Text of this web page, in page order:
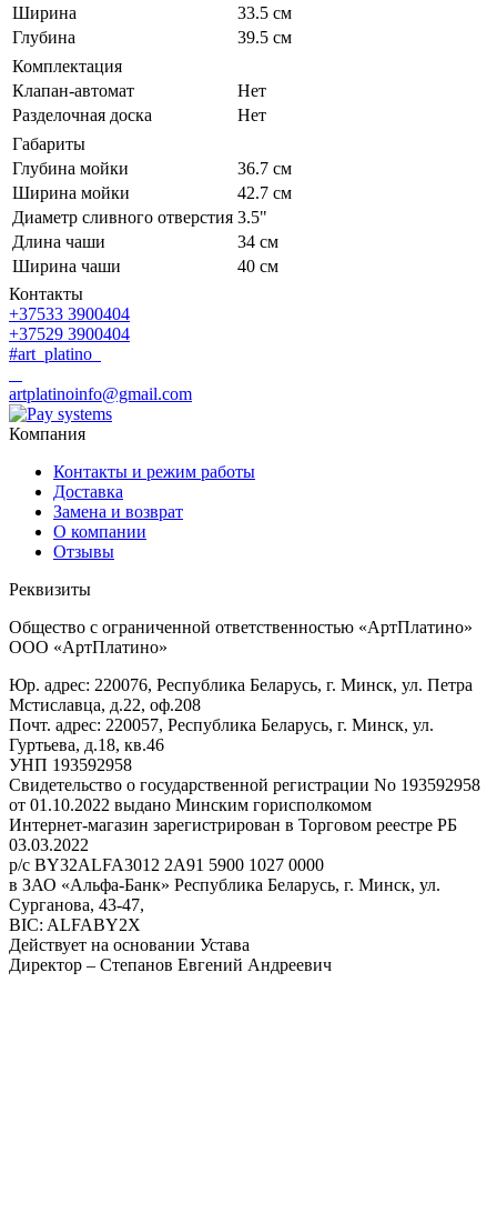
Ширина
33.5 см
Глубина
39.5 см
Комплектация
Клапан-автомат
Нет
Разделочная доска
Нет
Габариты
Глубина мойки
36.7 см
Ширина мойки
42.7 см
Диаметр сливного отверстия 3.5"
Длина чаши
34 см
Ширина чаши
40 см
Контакты
+37533 3900404
+37529 3900404
#art_platino
artplatinoinfo@gmail.com
Компания
Контакты и режим работы
Доставка
Замена и возврат
О компании
Отзывы
Реквизиты
Общество с ограниченной ответственностью «АртПлатино»
ООО «АртПлатино»
Юр. адрес: 220076, Республика Беларусь, г. Минск, ул. Петра
Мстиславца, д.22, оф.208
Почт. адрес: 220057, Республика Беларусь, г. Минск, ул.
Гуртьева, д.18, кв.46
УНП 193592958
Свидетельство о государственной регистрации No 193592958
от 01.10.2022 выдано Минским горисполкомом
Интернет-магазин зарегистрирован в Торговом реестре РБ
03.03.2022
р/с BY32ALFA3012 2A91 5900 1027 0000
в ЗАО «Альфа-Банк» Республика Беларусь, г. Минск, ул.
Сурганова, 43-47,
BIC: ALFABY2X
Действует на основании Устава
Директор – Степанов Евгений Андреевич